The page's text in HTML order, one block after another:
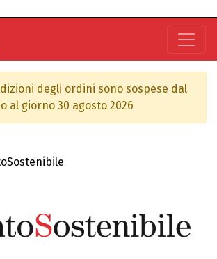
degli ordini sono sospese dal
al giorno 30 agosto 2026